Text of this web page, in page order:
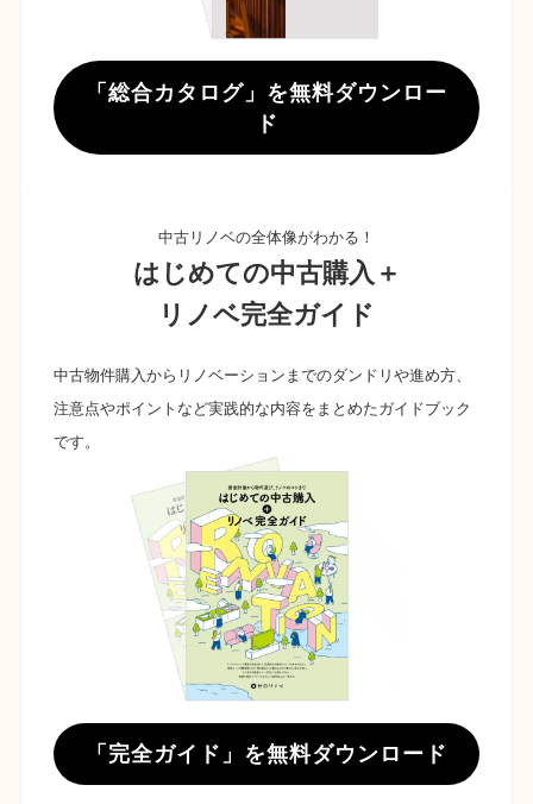
「総合カタログ」を無料ダウンロー
ド
中古リノベの全体像がわかる！
はじめての中古購入＋
リノベ完全ガイド
中古物件購入からリノベーションまでのダンドリや進め方、
注意点やポイントなど実践的な内容をまとめたガイドブック
です。
「完全ガイド」を無料ダウンロード